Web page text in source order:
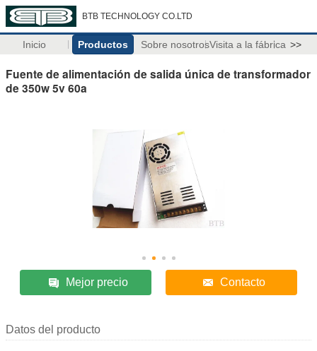
BTB TECHNOLOGY CO.LTD
Inicio Productos Sobre nosotrosVisita a la fábrica >>
Fuente de alimentación de salida única de transformador
de 350w 5v 60a
Mejor precio Contacto
Datos del producto